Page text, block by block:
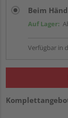
Beim
Auf Lager:
Verfügbar in